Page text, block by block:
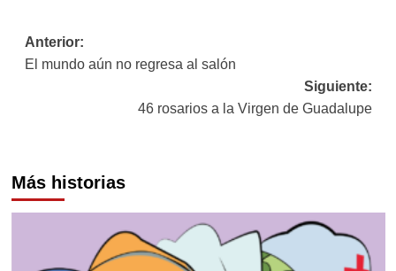
Navegación
de
Anterior:
El mundo aún no regresa al salón
Siguiente:
46 rosarios a la Virgen de Guadalupe
Más historias